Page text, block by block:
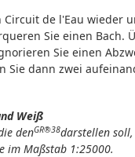
Circuit de l'Eau wieder
Sie einen Bach.
Sie einen
dann zwei
Weiß
denGR®38darstellen
im Maßstab 1:25000.